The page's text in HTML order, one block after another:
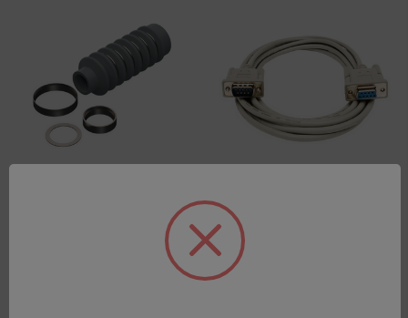
Esegui l'accesso per vedere
5 METRES
SKU: 806127-050
Esegui l'accesso per vedere